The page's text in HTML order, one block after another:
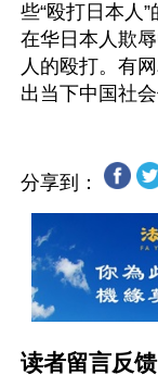
些“殴打日本人
在华日本人欺
人的殴打。有
分享到：
读者留言反